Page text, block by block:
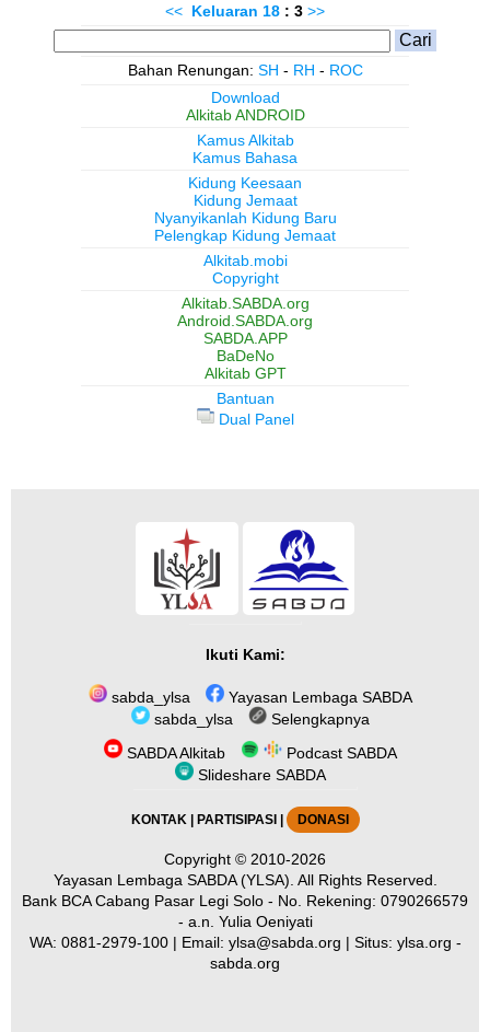
<< Keluaran 18 : 3 >>
Bahan Renungan: SH - RH - ROC
Download
Alkitab ANDROID
Kamus Alkitab
Kamus Bahasa
Kidung Keesaan
Kidung Jemaat
Nyanyikanlah Kidung Baru
Pelengkap Kidung Jemaat
Alkitab.mobi
Copyright
Alkitab.SABDA.org
Android.SABDA.org
SABDA.APP
BaDeNo
Alkitab GPT
Bantuan
Dual Panel
Ikuti Kami:
sabda_ylsa
Yayasan Lembaga SABDA
sabda_ylsa
Selengkapnya
SABDA Alkitab
Podcast SABDA
Slideshare SABDA
KONTAK | PARTISIPASI| DONASI
Copyright © 2010-2026
Yayasan Lembaga SABDA (YLSA). All Rights Reserved.
Bank BCA Cabang Pasar Legi Solo - No. Rekening: 0790266579
- a.n. Yulia Oeniyati
WA: 0881-2979-100| Email: ylsa@sabda.org | Situs: ylsa.org -
sabda.org